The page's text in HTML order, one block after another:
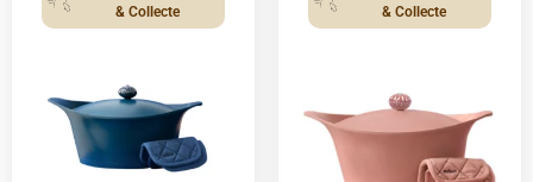
& Collecte
& Collecte